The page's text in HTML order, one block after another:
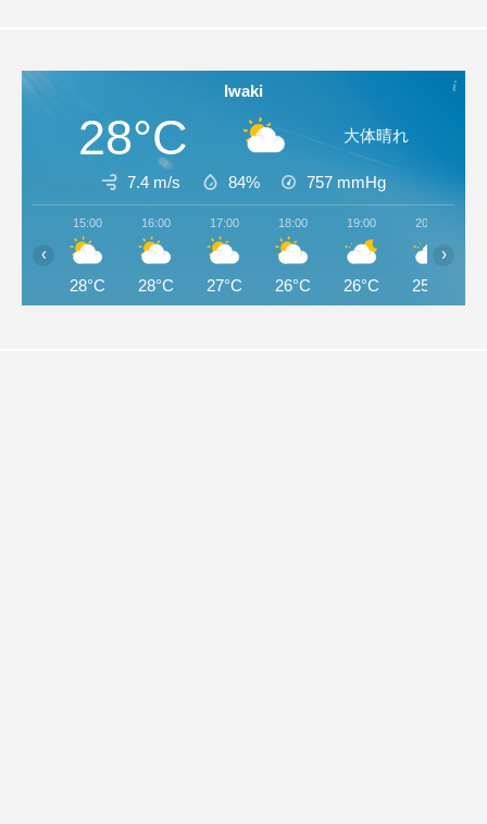
Iwaki
28°C 大体晴れ
7.4 m/s 84% 757 mmHg
15:00
28°C
16:00
28°C
17:00
27°C
18:00
26°C
19:00
26°C
20:00
25°C
‹ ›